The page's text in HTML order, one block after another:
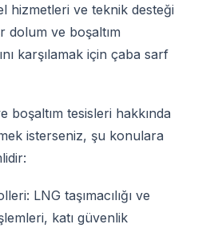
hizmetleri ve teknik desteği
dolum ve boşaltım
karşılamak için çaba sarf
boşaltım tesisleri hakkında
isterseniz, şu konulara
LNG taşımacılığı ve
katı güvenlik